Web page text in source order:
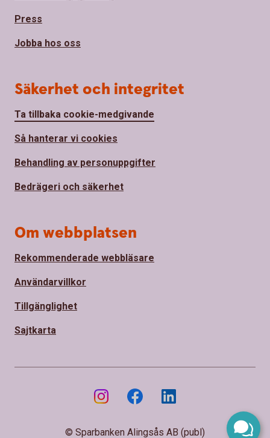
Press
Jobba hos oss
Säkerhet och integritet
Ta tillbaka cookie-medgivande
Så hanterar vi cookies
Behandling av personuppgifter
Bedrägeri och säkerhet
Om webbplatsen
Rekommenderade webbläsare
Användarvillkor
Tillgänglighet
Sajtkarta
© Sparbanken Alingsås AB (publ)